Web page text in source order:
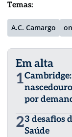
Temas:
A.C. Camargo
Em alta
1
por
23 desafios
Saúde